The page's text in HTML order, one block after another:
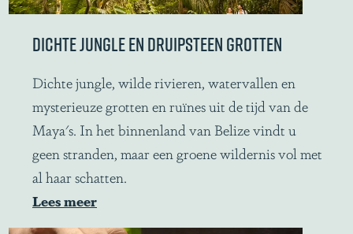
a
r
a
d
i
s
e
DICHTE JUNGLE EN DRUIPSTEEN GROTTEN
D
i
c
h
t
e
j
Dichte jungle, wilde rivieren, watervallen en
mysterieuze grotten en ruïnes uit de tijd van de
Maya's. In het binnenland van Belize vindt u
geen stranden, maar een groene wildernis vol met
al haar schatten.
Lees meer